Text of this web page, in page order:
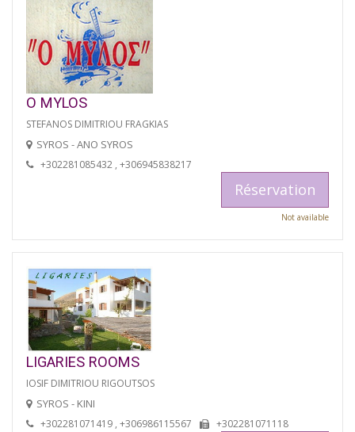
O MYLOS
STEFANOS DIMITRIOU FRAGKIAS
SYROS - ANO SYROS
+302281085432 , +306945838217
Réservation
Not available
LIGARIES ROOMS
IOSIF DIMITRIOU RIGOUTSOS
SYROS - KINI
+302281071419 , +306986115567 +302281071118